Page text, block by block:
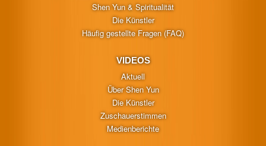
Shen Yun & Spiritualität
Die Künstler
Häufig gestellte Fragen (FAQ)
VIDEOS
Aktuell
Über Shen Yun
Die Künstler
Zuschauerstimmen
Medienberichte